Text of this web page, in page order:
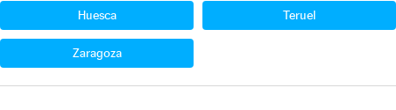
Huesca Teruel
Zaragoza